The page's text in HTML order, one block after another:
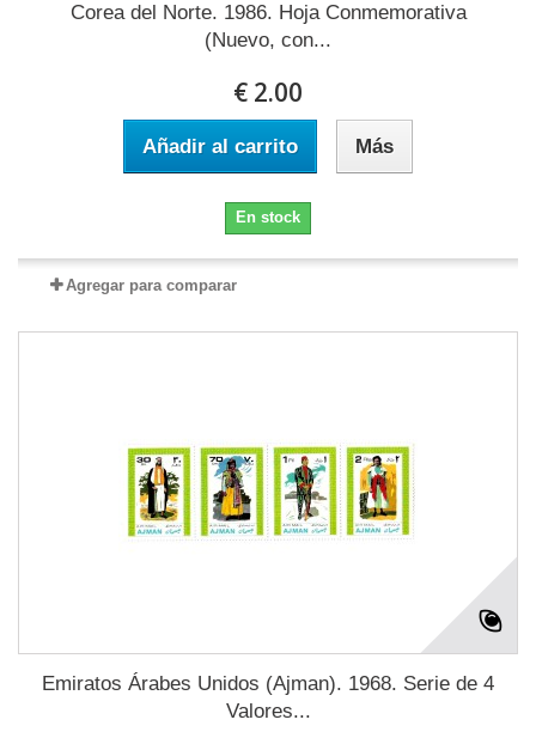
Corea del Norte. 1986. Hoja Conmemorativa
(Nuevo, con...
€ 2.00
Añadir al carrito Más
En stock
Agregar para comparar
Emiratos Árabes Unidos (Ajman). 1968. Serie de 4
Valores...